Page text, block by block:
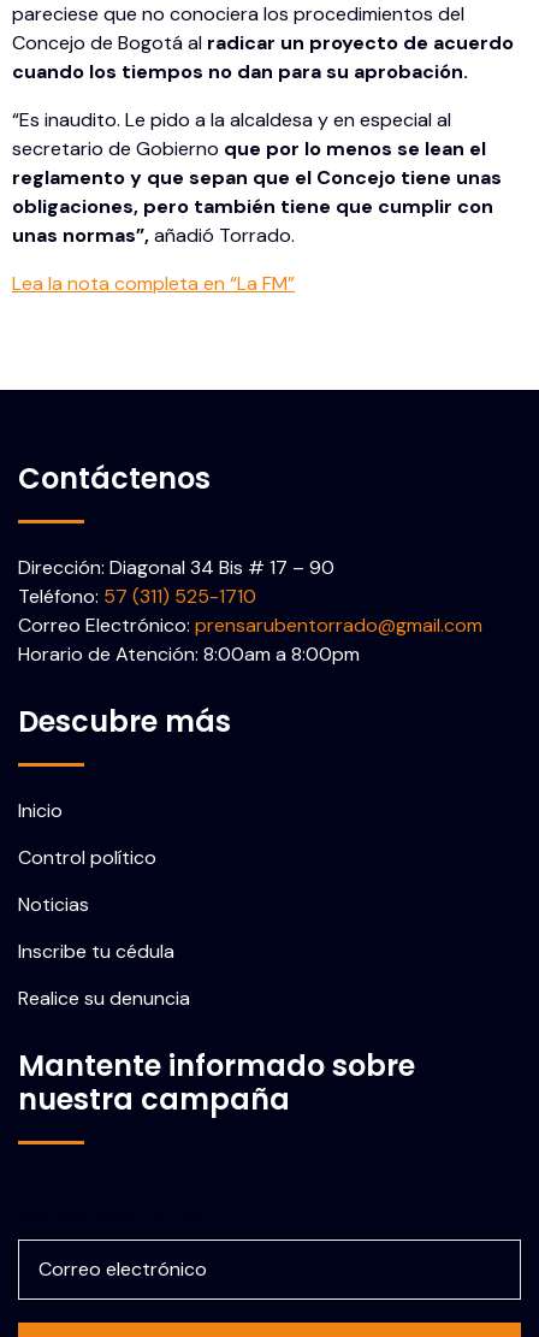
pareciese que no conociera los procedimientos del
Concejo de Bogotá al radicar un proyecto de acuerdo
cuando los tiempos no dan para su aprobación.
“Es inaudito. Le pido a la alcaldesa y en especial al
secretario de Gobierno que por lo menos se lean el
reglamento y que sepan que el Concejo tiene unas
obligaciones, pero también tiene que cumplir con
unas normas”,añadió Torrado.
Lea la nota completa en “La FM”
Contáctenos
Dirección: Diagonal 34 Bis # 17 – 90
Teléfono: 57 (311) 525-1710
Correo Electrónico: prensarubentorrado@gmail.com
Horario de Atención: 8:00am a 8:00pm
Descubre más
Inicio
Control político
Noticias
Inscribe tu cédula
Realice su denuncia
Mantente informado sobre
nuestra campaña